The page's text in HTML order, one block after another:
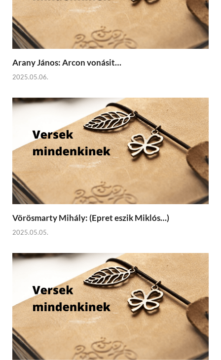
Arany János: Arcon vonásit…
2025.05.06.
Vörösmarty Mihály: (Epret eszik Miklós…)
2025.05.05.